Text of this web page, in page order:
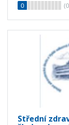
0
(0
Střední